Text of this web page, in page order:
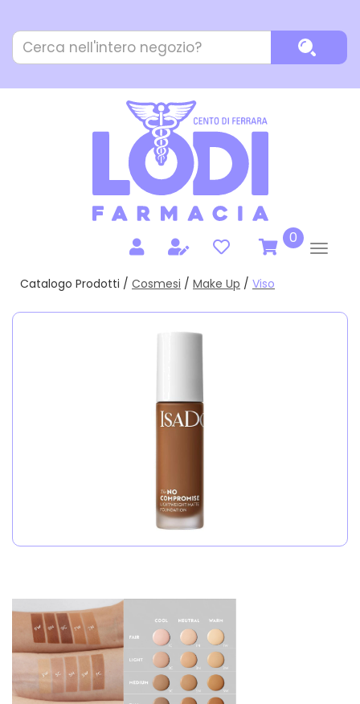
contenuto
principale
Cerca
Prodotto
0prodotti
inseriti
Catalogo Prodotti / Cosmesi / Make Up / Viso